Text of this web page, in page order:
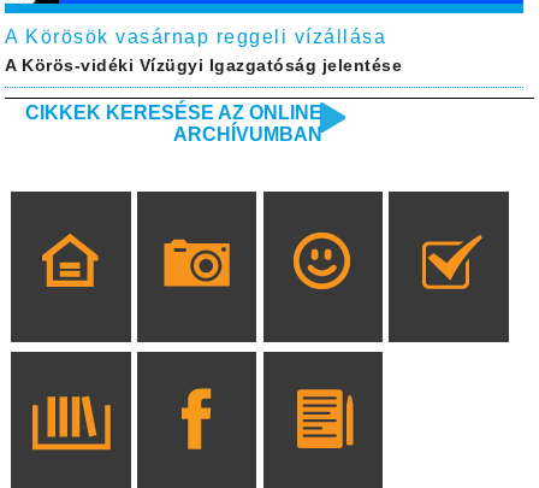
A Körösök vasárnap reggeli vízállása
A Körös-vidéki Vízügyi Igazgatóság jelentése
CIKKEK KERESÉSE AZ ONLINE
ARCHÍVUMBAN